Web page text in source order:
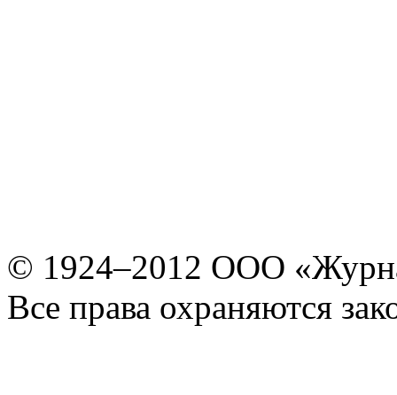
© 1924–2012 ООО
Все права охраняются